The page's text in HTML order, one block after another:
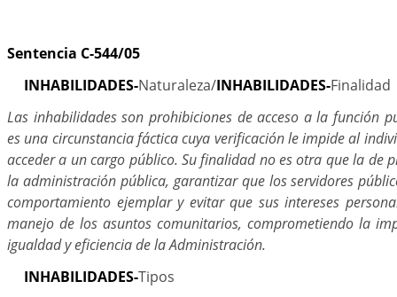
Sentencia C-544/05
INHABILIDADES-Naturaleza/INHABILIDADES-Finalidad
Las inhabilidades son prohibiciones de acceso a la función
es una circunstancia fáctica cuya verificación le impide al
acceder a un cargo público. Su finalidad no es otra que la de
la administración pública, garantizar que los servidores
comportamiento ejemplar y evitar que sus intereses
manejo de los asuntos comunitarios, comprometiendo la
igualdad y eficiencia de la Administración.
INHABILIDADES-Tipos